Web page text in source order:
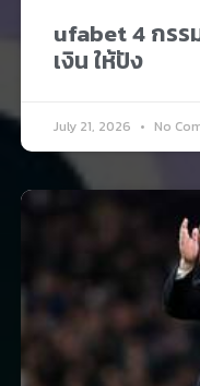
ufabet 4 กรร
เงิน ให้ปัง
July 21, 2026 No